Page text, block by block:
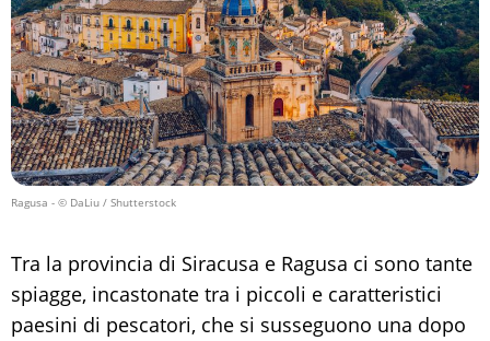
Ragusa - © DaLiu / Shutterstock
Tra la provincia di Siracusa e Ragusa ci sono tante
spiagge, incastonate tra i piccoli e caratteristici
paesini di pescatori, che si susseguono una dopo